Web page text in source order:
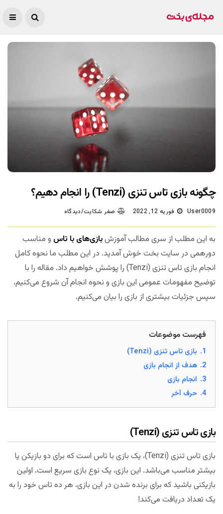
چگونه بازی تاس تنزی (Tenzi) را انجام دهیم؟
User0009 فوریه 12, 2022 صفر شکایت/دیدگاه
به این مطلب از سری مطالب آموزشبازی‌های با تاس و مناسب
دورهمی در سایت بخت خوش آمدید. در این مطلب ما نحوه کامل
انجام بازی تاس تنزی (Tenzi) را پوشش خواهیم داد. مقاله را با
توضیح مفهومات عمومی این بازی و نحوه انجام آن شروع می‌کنیم،
سپس جزئیات بیشتری از بازی را بیان می‌کنیم.
فهرست موضوعات
1. بازی تاس تنزی (Tenzi)
2. هدف از انجام بازی
3. انجام بازی
4. حرف آخر
بازی تاس تنزی (Tenzi)
بازی تاس تنزی (Tenzi)، یک بازی با تاس است که برای دو بازیکن یا
بیشتر مناسب می‌باشد. این بازی، یک نوع بازی سریع است. اولین
بازیکنی باشید که برای برنده شدن در این بازی، هر ده تاس خود را به
یک تعداد دریافت می‌کند!